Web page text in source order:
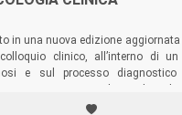
in una nuova edizione
clinico, all’interno di
e sul processo diagnostico
del quale il colloquio clinico può